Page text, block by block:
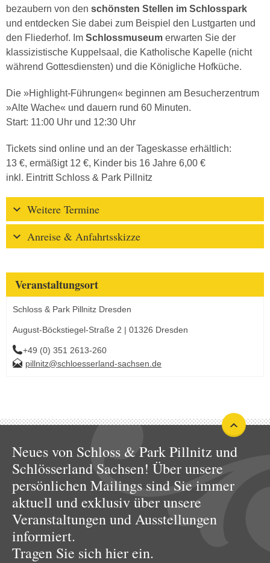
bezaubern von den schönsten Stellen im Schlosspark
und entdecken Sie dabei zum Beispiel den Lustgarten und
den Fliederhof. Im Schlossmuseum erwarten Sie der
klassizistische Kuppelsaal, die Katholische Kapelle (nicht
während Gottesdiensten) und die Königliche Hofküche.
Die »Highlight-Führungen« beginnen am Besucherzentrum
»Alte Wache« und dauern rund 60 Minuten.
Start: 11:00 Uhr und 12:30 Uhr
Tickets sind online und an der Tageskasse erhältlich:
13 €, ermäßigt 12 €, Kinder bis 16 Jahre 6,00 €
inkl. Eintritt Schloss & Park Pillnitz
Weitere Termine
Anreise & Anfahrtsskizze
Veranstaltungsort
Schloss & Park Pillnitz Dresden
August-Böckstiegel-Straße 2 | 01326 Dresden
+49 (0) 351 2613-260
pillnitz@schloesserland-sachsen.de
Neues von Schloss & Park Pillnitz und
Schlösserland Sachsen! Über unsere
persönlichen Mailings sind Sie immer
aktuell und exklusiv über unsere
Veranstaltungen und Ausstellungen
informiert.
Tragen Sie sich hier ein.